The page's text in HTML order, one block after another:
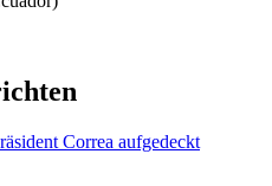
Correa aufgedeckt